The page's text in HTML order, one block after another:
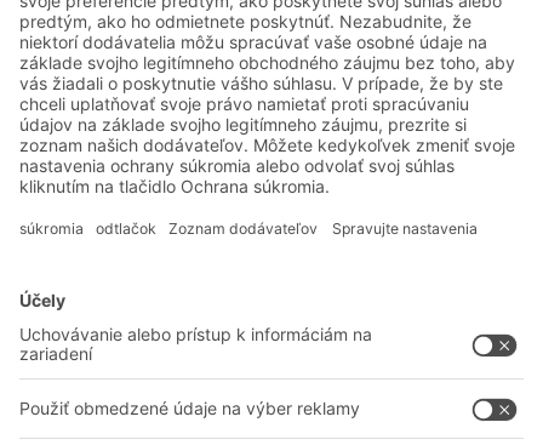
Odoslať *= Požadované
Systémové riešenia
Regálové systémy
Dopravné systémy
Poradenstvo a službySpoločnosť